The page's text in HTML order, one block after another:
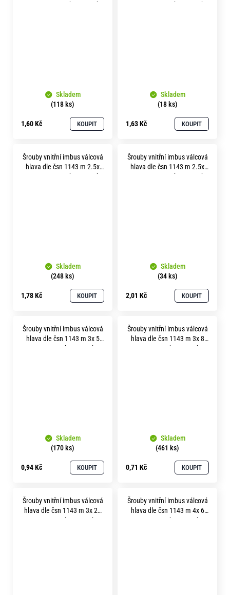
12 pevnost 12.9 bez povrchu
Skladem
(118 ks)
1,60 Kč KOUPIT
16 pevnost 12.9 bez povrchu
Skladem
(18 ks)
1,63 Kč KOUPIT
Šrouby vnitřní imbus válcová
hlava dle čsn 1143 m 2.5x
20 pevnost 12.9 bez povrchu
Skladem
(248 ks)
1,78 Kč KOUPIT
Šrouby vnitřní imbus válcová
hlava dle čsn 1143 m 2.5x
30 pevnost 12.9 bez povrchu
Skladem
(34 ks)
2,01 Kč KOUPIT
Šrouby vnitřní imbus válcová
hlava dle čsn 1143 m 3x 5
pevnost 12.9 bez povrchu
Skladem
(170 ks)
0,94 Kč KOUPIT
Šrouby vnitřní imbus válcová
hlava dle čsn 1143 m 3x 8
pevnost 12.9 bez povrchu
Skladem
(461 ks)
0,71 Kč KOUPIT
Šrouby vnitřní imbus válcová
hlava dle čsn 1143 m 3x 20
pevnost 12.9 bez povrchu
Šrouby vnitřní imbus válcová
hlava dle čsn 1143 m 4x 6
pevnost 12.9 bez povrchu